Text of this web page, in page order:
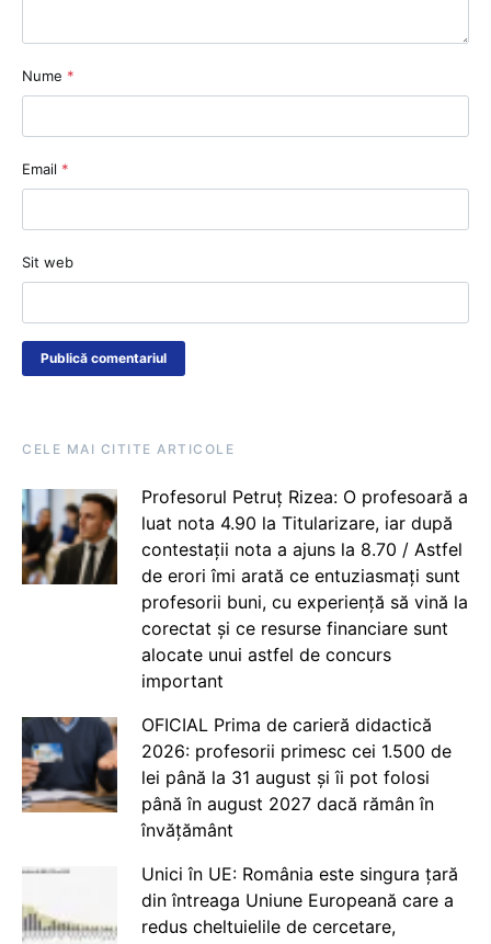
Nume *
Email *
Sit web
CELE MAI CITITE ARTICOLE
Profesorul Petruț Rizea: O profesoară a
luat nota 4.90 la Titularizare, iar după
contestații nota a ajuns la 8.70 / Astfel
de erori îmi arată ce entuziasmați sunt
profesorii buni, cu experiență să vină la
corectat și ce resurse financiare sunt
alocate unui astfel de concurs
important
OFICIAL Prima de carieră didactică
2026: profesorii primesc cei 1.500 de
lei până la 31 august și îi pot folosi
până în august 2027 dacă rămân în
învățământ
Unici în UE: România este singura țară
din întreaga Uniune Europeană care a
redus cheltuielile de cercetare,